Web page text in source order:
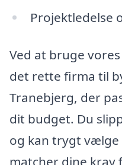
Projektledelse
Ved at bruge
det rette firma til
Tranebjerg, der
dit budget. Du
og kan trygt vælge